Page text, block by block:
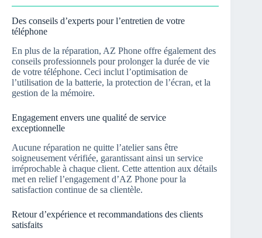
Des conseils d’experts pour l’entretien de votre
téléphone
En plus de la réparation, AZ Phone offre également des
conseils professionnels pour prolonger la durée de vie
de votre téléphone. Ceci inclut l’optimisation de
l’utilisation de la batterie, la protection de l’écran, et la
gestion de la mémoire.
Engagement envers une qualité de service
exceptionnelle
Aucune réparation ne quitte l’atelier sans être
soigneusement vérifiée, garantissant ainsi un service
irréprochable à chaque client. Cette attention aux détails
met en relief l’engagement d’AZ Phone pour la
satisfaction continue de sa clientèle.
Retour d’expérience et recommandations des clients
satisfaits